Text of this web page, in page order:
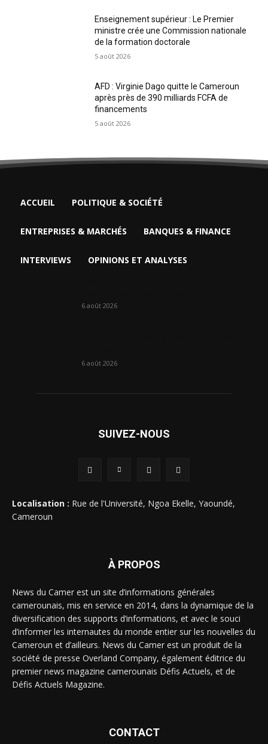
Enseignement supérieur : Le Premier
ministre crée une Commission nationale
de la formation doctorale
5 août 2026
AFD : Virginie Dago quitte le Cameroun
après près de 390 milliards FCFA de
financements
5 août 2026
ACCUEIL POLITIQUE & SOCIÉTÉ
ENTREPRISES & MARCHÉS BANQUES & FINANCE
INTERVIEWS OPINIONS ET ANALYSES
6 août 2026
6 août 2026
SUIVEZ-NOUS
Localisation : Rue de l'Université, Ngoa Ekelle, Yaoundé,
Cameroun
À PROPOS
News du Camer est un site d’informations générales
camerounais, mis en service en 2014, dans la dynamique de la
diversification des supports d’informations, et avec le souci
d’informer les internautes du monde entier sur les nouvelles du
Cameroun et d’ailleurs. News du Camer est un produit de la
société de presse Overland Company, également éditrice du
premier news magazine camerounais Défis Actuels, et de
Défis Actuels Magazine.
CONTACT